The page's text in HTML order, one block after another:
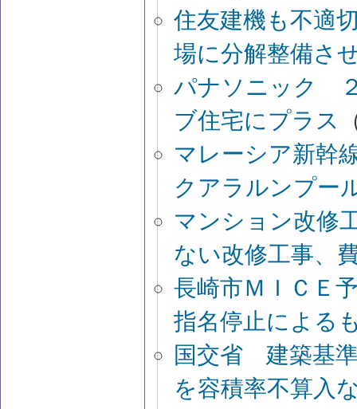
住友建機も不適
場に分解整備さ
パナソニック
ブ住宅にプラス
マレーシア新
クアラルンプー
マンション改
ない改修工事、
長崎市ＭＩＣＥ
指名停止による
国交省 建築基
を容積率不算入